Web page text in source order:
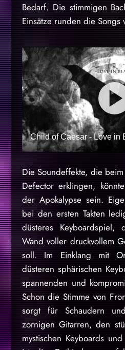
Bedarf. Die stimmigen
Einsätze runden die Songs
Child of Caesar - Love in
Die Soundeffekte, die
Defector erklingen,
der Apokalypse sein.
bei den ersten Takten
düsteres
Wand voller druckvollem
soll. Im Einklang mit
düsteren sphärischen
spannenden und
Schon die Stimme von
sorgt für Schaudern
zornigen Gitarren, den
mystischen Keyboards